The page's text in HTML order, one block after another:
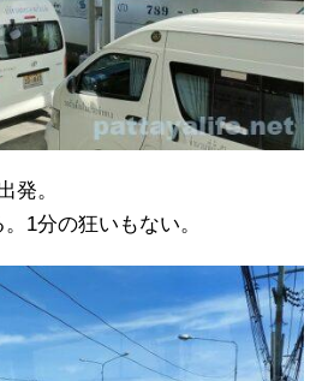
発。
1分の狂いもない。